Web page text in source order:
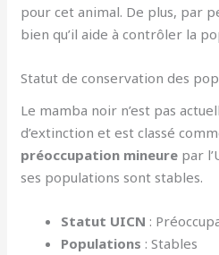
pour cet animal. De plus, par
bien qu’il aide à contrôler la
Statut de conservation des
Le mamba noir n’est pas
d’extinction et est classé
préoccupation mineure par
ses populations sont stables.
Statut UICN :
Populations : Stables